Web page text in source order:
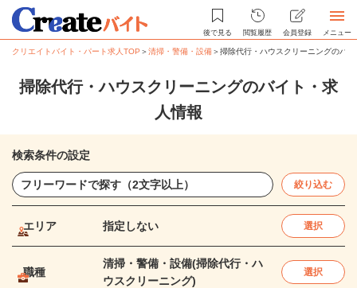
後で見る 閲覧履歴 会員登録 メニュー
クリエイトバイト・パート求人TOP ＞清掃・警備・設備＞掃除代行・ハウスクリーニングのバ
掃除代行・ハウスクリーニングのバイト・求
人情報
検索条件の設定
絞り込む
エリア 指定しない 選択
職種
清掃・警備・設備(掃除代行・ハ
ウスクリーニング)
選択